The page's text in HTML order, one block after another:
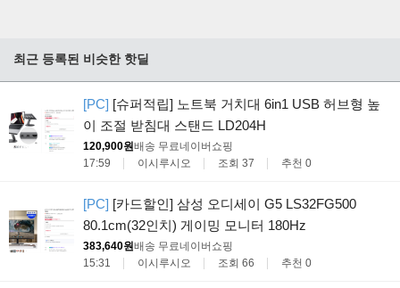
최근 등록된 비슷한 핫딜
[PC] [슈퍼적립] 노트북 거치대 6in1 USB 허브형 높
이 조절 받침대 스탠드 LD204H
120,900원배송 무료네이버쇼핑
17:59
이시루시오 조회 37 추천 0
[PC] [카드할인] 삼성 오디세이 G5 LS32FG500
80.1cm(32인치) 게이밍 모니터 180Hz
383,640원배송 무료네이버쇼핑
15:31
이시루시오 조회 66 추천 0